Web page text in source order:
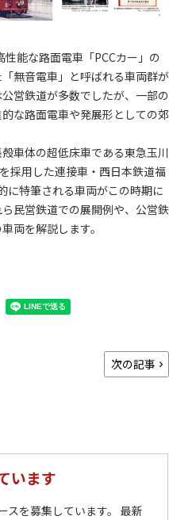
能な路面電車「PCCカー」の
無音電車」と呼ばれる車両群が
営鉄道が多数でしたが、一部の
な路面電車や発展形としての郊
車体の超低床車である東急玉川
採用した連接車・西日本鉄道福
に特筆される車両がこの時期に
民営鉄道での展開例や、公営鉄
両を解説します。
次の記事
います
スを募集しています。 最新